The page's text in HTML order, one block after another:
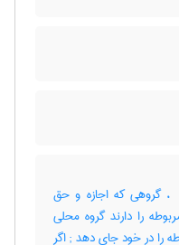
[گروه محلی] در ‎ Windows NT ، گروهی که اجازه و حق
را دارند گروه محلی
میتواند حسابهای کاربران ایستگاه مربوطه را در خود جای دهد‎ ; اگر